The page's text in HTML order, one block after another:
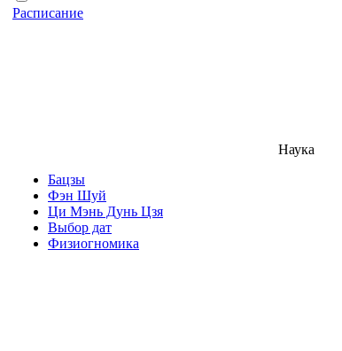
Расписание
Наука
Бацзы
Фэн Шуй
Ци Мэнь Дунь Цзя
Выбор дат
Физиогномика